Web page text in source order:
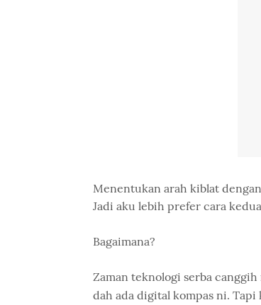
Menentukan arah kiblat
Jadi aku lebih prefer cara
Bagaimana?
Zaman teknologi serba
dah ada digital kompas ni.